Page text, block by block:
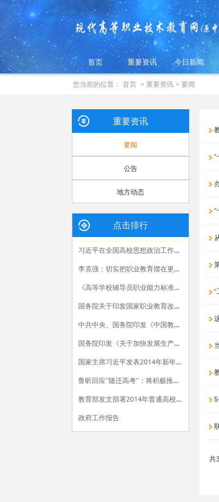
首页 重要资讯 今日新闻
您当前的位置：首页 >重要资讯 >要闻
重要资讯
要闻
公告
地方动态
点击排行
习近平在全国高校思想政治工作会议上的讲话
李克强：切实把职业教育摆在更加突出的位置
《高等学校辅导员职业能力标准（暂行）》发布
国务院关于印发国家职业教育改革实施方案的通知
中共中央、国务院印发《中国教育现代化2035》
国务院印发《关于加快发展生产性服务业促进产业结构调整升级的指导意见》
国家主席习近平发表2014年新年贺词
鲁昕回应"随迁高考"：将积极推进相关政策落实
教育部发文部署2014年普通高校招生工作
政府工作报告
“
共